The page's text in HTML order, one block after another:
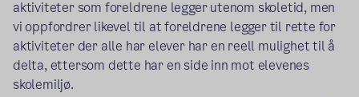
aktiviteter som foreldrene legger utenom skoletid, men
vi oppfordrer likevel til at foreldrene legger til rette for
aktiviteter der alle har elever har en reell mulighet til å
delta, ettersom dette har en side inn mot elevenes
skolemiljø.